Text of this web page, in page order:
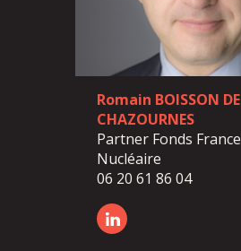
Romain BOISSON DE
CHAZOURNES
Partner Fonds France
Nucléaire
06 20 61 86 04